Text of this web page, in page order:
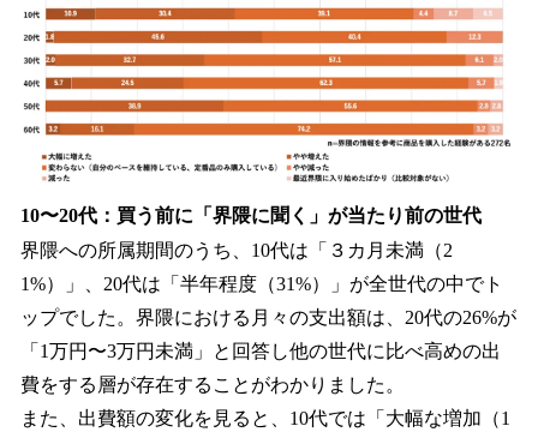
10〜20代：買う前に「界隈に聞く」が当たり前の世代
界隈への所属期間のうち、10代は「３カ月未満（2
1%）」、20代は「半年程度（31%）」が全世代の中でト
ップでした。界隈における月々の支出額は、20代の26%が
「1万円〜3万円未満」と回答し他の世代に比べ高めの出
費をする層が存在することがわかりました。
また、出費額の変化を見ると、10代では「大幅な増加（1